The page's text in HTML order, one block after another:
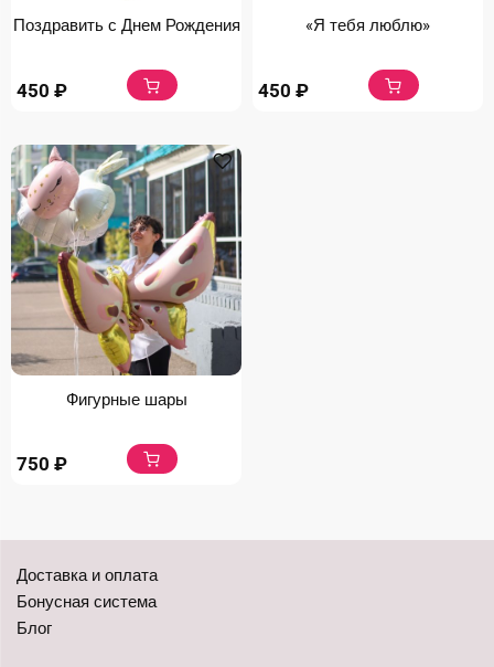
Поздравить с Днем Рождения
450 ₽
«Я тебя люблю»
450 ₽
Фигурные шары
750 ₽
Доставка и оплата
Бонусная система
Блог